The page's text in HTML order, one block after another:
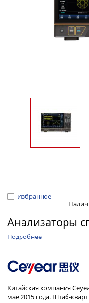
Избранное
Анализаторы
Подробнее
Китайская компания
мае 2015 года. Штаб-